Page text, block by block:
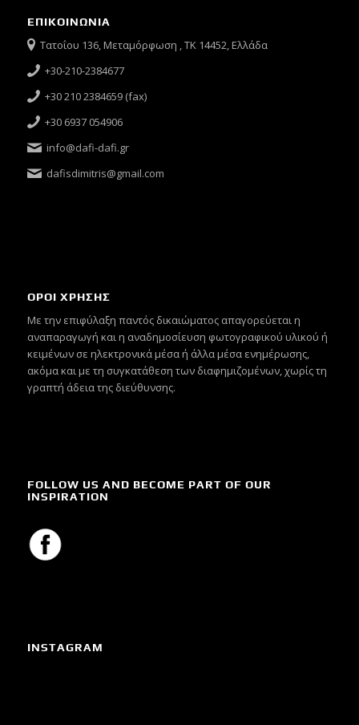
ΕΠΙΚΟΙΝΩΝΙΑ
Τατοΐου 136, Μεταμόρφωση , ΤΚ 14452, Ελλάδα
+30-210-2384677
+30 210 2384659 (fax)
+30 6937 054906
info@dafi-dafi.gr
dafisdimitris@gmail.com
ΟΡΟΙ ΧΡΗΣΗΣ
Mε την επιφύλαξη παντός δικαιώματος απαγορεύεται η
αναπαραγωγή και η αναδημοσίευση φωτογραφικού υλικού ή
κειμένων σε ηλεκτρονικά μέσα ή άλλα μέσα ενημέρωσης,
ακόμα και με τη συγκατάθεση των διαφημιζομένων, χωρίς τη
γραπτή άδεια της διεύθυνσης.
FOLLOW US AND BECOME PART OF OUR
INSPIRATION
INSTAGRAM